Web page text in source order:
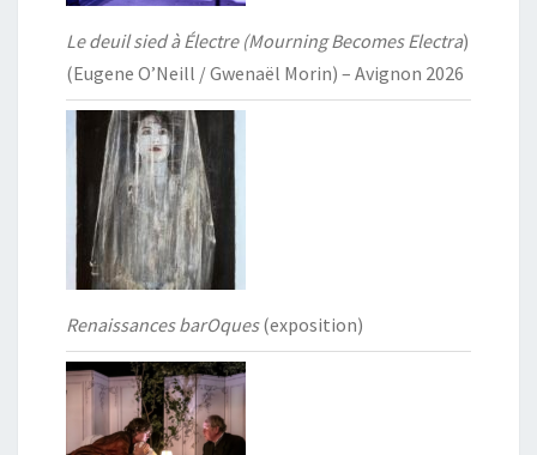
Le deuil sied à Électre (Mourning Becomes Electra)
(Eugene O’Neill / Gwenaël Morin) – Avignon 2026
Renaissances barOques(exposition)